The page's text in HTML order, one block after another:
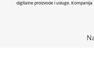
digitalne proizvode i usluge.